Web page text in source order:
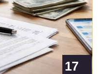
17